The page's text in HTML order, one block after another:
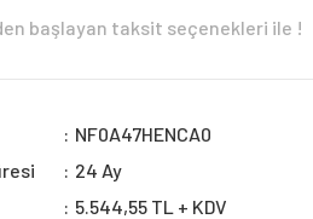
başlayan taksit seçenekleri ile !
NF0A47HENCA0
24 Ay
5.544,55 TL + KDV